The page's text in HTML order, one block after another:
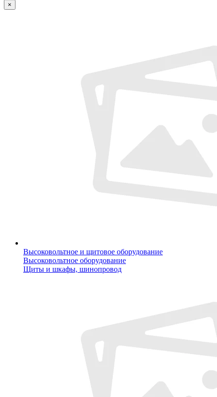
×
Высоковольтное и щитовое оборудование
Высоковольтное оборудование
Щиты и шкафы, шинопровод